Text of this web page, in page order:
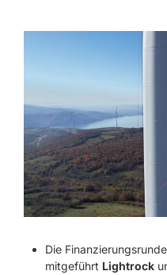
Die
mitgeführt Lightrock